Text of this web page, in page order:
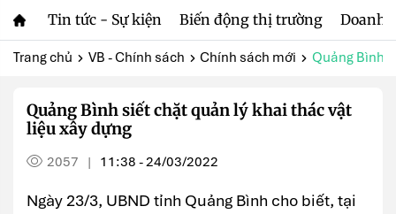
Tin tức - Sự kiện Biến động thị trường Doanh
Trang chủ VB - Chính sách Chính sách mới Quảng Bình
Quảng Bình siết chặt quản lý khai thác vật
liệu xây dựng
2057 | 11:38 - 24/03/2022
Ngày 23/3, UBND tỉnh Quảng Bình cho biết, tại